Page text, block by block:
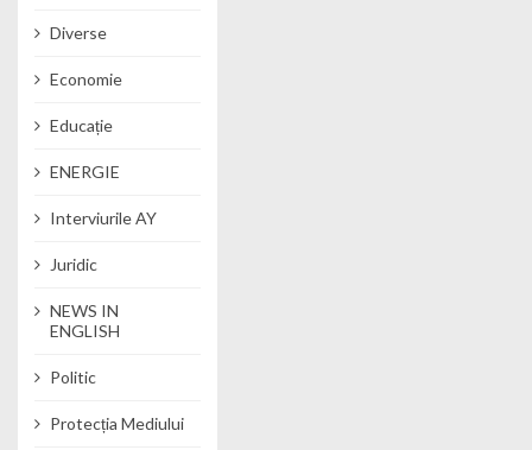
Diverse
Economie
Educație
ENERGIE
Interviurile AY
Juridic
NEWS IN
ENGLISH
Politic
Protecția Mediului